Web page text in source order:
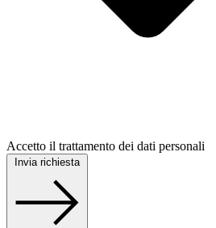
Accetto il trattamento dei dati personali
Invia richiesta